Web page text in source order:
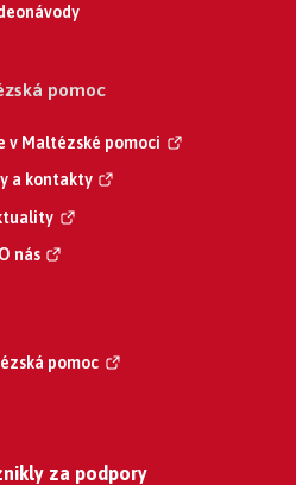
pomoc
v Maltézské pomoci
a kontakty
O nás
pomoc
za podpory